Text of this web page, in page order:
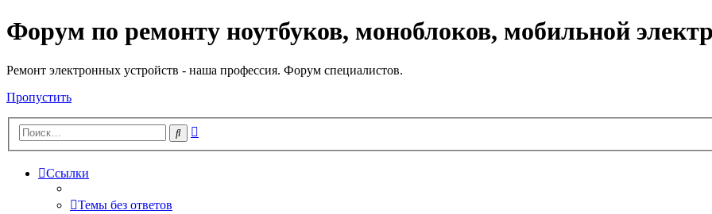
Регистрация
Форум по ремонту ноутбуков, моноблоков, мобильной
Ремонт электронных устройств - наша профессия. Форум специалистов.
Пропустить
Поиск
Ссылки
Темы без ответов